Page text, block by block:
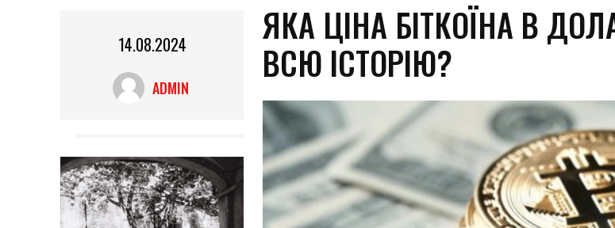
14.08.2024
ADMIN
ЯКА ЦІНА БІТКОЇНА В
ВСЮ ІСТОРІЮ?